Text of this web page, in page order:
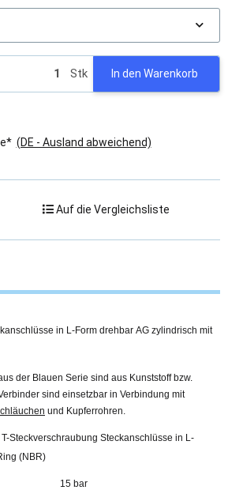
Stk In den Warenkorb
(DE - Ausland abweichend)
Auf die Vergleichsliste
in L-Form drehbar AG zylindrisch mit
der Blauen Serie sind aus Kunststoff bzw.
sind einsetzbar in Verbindung mit
und Kupferrohren.
Steckverschraubung Steckanschlüsse in L-
(NBR)
15 bar